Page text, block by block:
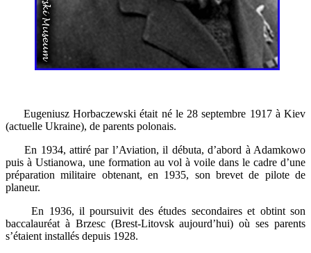
Eugeniusz Horbaczewski était né le 28 septembre 1917 à Kiev
(actuelle Ukraine), de parents polonais.
En 1934, attiré par l’Aviation, il débuta, d’abord à Adamkowo
puis à Ustianowa, une formation au vol à voile dans le cadre d’une
préparation militaire obtenant, en 1935, son brevet de pilote de
planeur.
En 1936, il poursuivit des études secondaires et obtint son
baccalauréat à Brzesc (Brest-Litovsk aujourd’hui) où ses parents
s’étaient installés depuis 1928.